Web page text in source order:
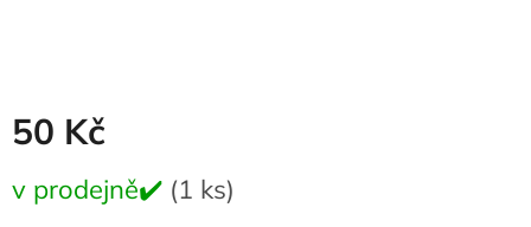
50 Kč
cena:
v prodejně✔️ (1 ks)